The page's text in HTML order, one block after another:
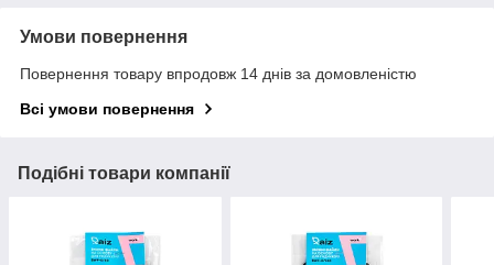
Умови повернення
Повернення товару впродовж 14 днів за домовленістю
Всі умови повернення
Подібні товари компанії